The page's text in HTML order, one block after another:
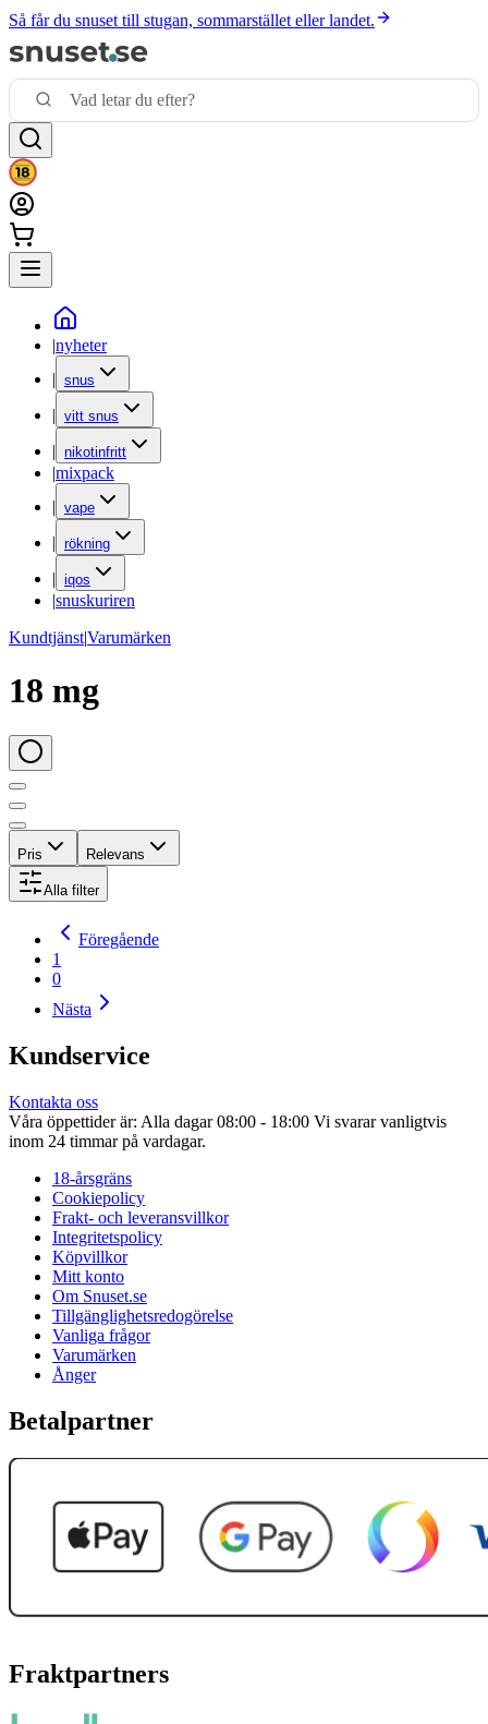
Så får du snuset till stugan, sommarstället eller landet.
|nyheter
| snus
| vitt snus
| nikotinfritt
|mixpack
| vape
| rökning
| iqos
|snuskuriren
Kundtjänst|Varumärken
18 mg
Pris Relevans
Alla filter
Föregående
1
0
Nästa
Kundservice
Kontakta oss
Våra öppettider är: Alla dagar 08:00 - 18:00 Vi svarar vanligtvis
inom 24 timmar på vardagar.
18-årsgräns
Cookiepolicy
Frakt- och leveransvillkor
Integritetspolicy
Köpvillkor
Mitt konto
Om Snuset.se
Tillgänglighetsredogörelse
Vanliga frågor
Varumärken
Ånger
Betalpartner
Fraktpartners